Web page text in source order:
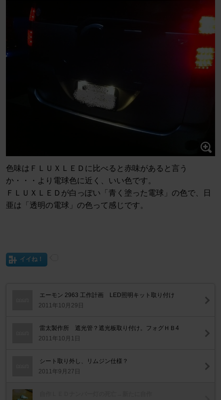
色味はＦＬＵＸＬＥＤに比べると赤味があると言う
か・・・より電球色に近く、いい色です。
ＦＬＵＸＬＥＤが白っぽい「青く塗った電球」の色で、日
亜は「透明の電球」の色って感じです。
イイね！
エーモン 2963 工作計画 LED照明キット取り付け
2011年10月29日
雷太製作所 遮光管？遮光板取り付け。フォグＨＢ4
2011年10月1日
シート取り外し、リムジン仕様？
2011年9月27日